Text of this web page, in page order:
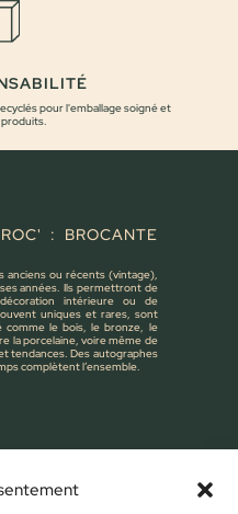
pour l'emballage soigné et
: BROCANTE
anciens ou récents (vintage),
années. Ils permettront de
intérieure ou de
uniques et rares, sont
le bois, le bronze, le
la porcelaine, voire même de
tendances. Des autographes
complètent l’ensemble.